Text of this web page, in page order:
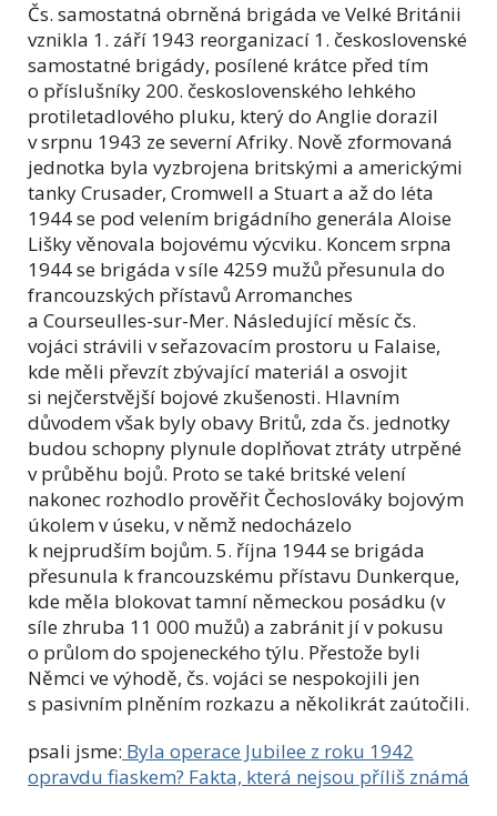
Čs. samostatná obrněná brigáda ve Velké Británii
vznikla 1. září 1943 reorganizací 1. československé
samostatné brigády, posílené krátce před tím
o příslušníky 200. československého lehkého
protiletadlového pluku, který do Anglie dorazil
v srpnu 1943 ze severní Afriky. Nově zformovaná
jednotka byla vyzbrojena britskými a americkými
tanky Crusader, Cromwell a Stuart a až do léta
1944 se pod velením brigádního generála Aloise
Lišky věnovala bojovému výcviku. Koncem srpna
1944 se brigáda v síle 4259 mužů přesunula do
francouzských přístavů Arromanches
a Courseulles-sur-Mer. Následující měsíc čs.
vojáci strávili v seřazovacím prostoru u Falaise,
kde měli převzít zbývající materiál a osvojit
si nejčerstvější bojové zkušenosti. Hlavním
důvodem však byly obavy Britů, zda čs. jednotky
budou schopny plynule doplňovat ztráty utrpěné
v průběhu bojů. Proto se také britské velení
nakonec rozhodlo prověřit Čechoslováky bojovým
úkolem v úseku, v němž nedocházelo
k nejprudším bojům. 5. října 1944 se brigáda
přesunula k francouzskému přístavu Dunkerque,
kde měla blokovat tamní německou posádku (v
síle zhruba 11 000 mužů) a zabránit jí v pokusu
o průlom do spojeneckého týlu. Přestože byli
Němci ve výhodě, čs. vojáci se nespokojili jen
s pasivním plněním rozkazu a několikrát zaútočili.
psali jsme: Byla operace Jubilee z roku 1942
opravdu fiaskem? Fakta, která nejsou příliš známá